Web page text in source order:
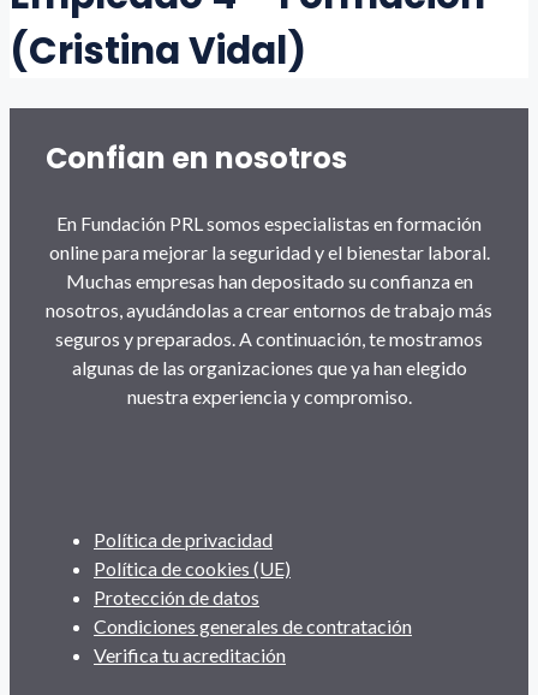
(Cristina Vidal)
Confian en nosotros
En Fundación PRL somos especialistas en formación
online para mejorar la seguridad y el bienestar laboral.
Muchas empresas han depositado su confianza en
nosotros, ayudándolas a crear entornos de trabajo más
seguros y preparados. A continuación, te mostramos
algunas de las organizaciones que ya han elegido
nuestra experiencia y compromiso.
Política de privacidad
Política de cookies (UE)
Protección de datos
Condiciones generales de contratación
Verifica tu acreditación